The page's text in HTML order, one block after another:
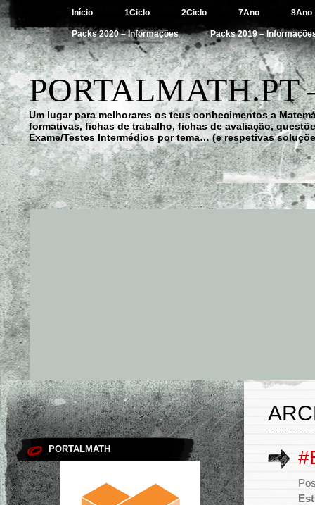
Início 1Ciclo 2Ciclo 7Ano 8Ano
Packs 2020 – Informações Packs 2019 –
Um lugar para melhorares os teus conhecimentos a
formativas, fichas de trabalho, fichas de avaliação,
Exame/Testes Intermédios por tema… (e respetivas
PORTALMATH